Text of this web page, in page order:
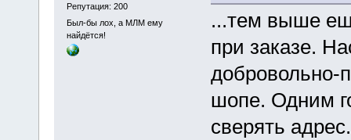
Репутация: 200
Был-бы лох, а МЛМ ему
найдётся!
...тем выше
при заказе.
добровольно-
шопе. Одним
сверять адрес.